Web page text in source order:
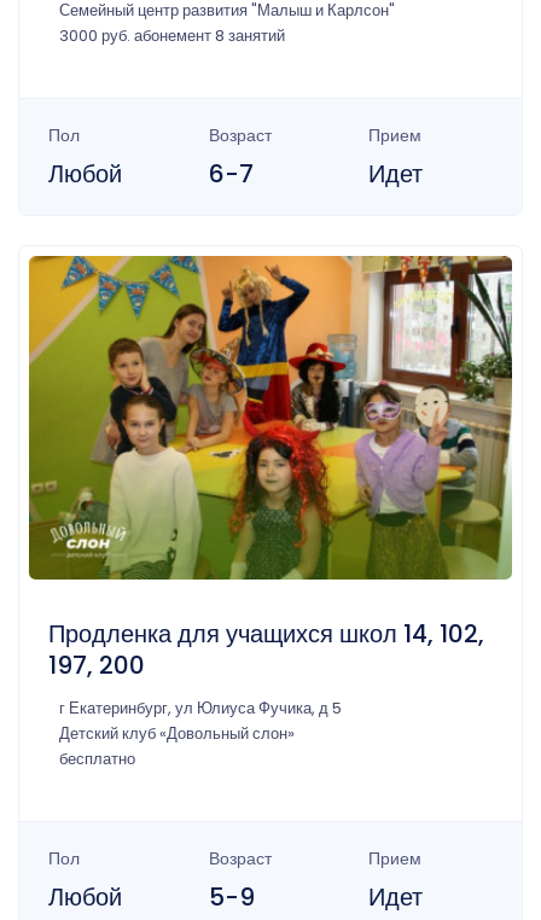
Семейный центр развития "Малыш и Карлсон"
3000 руб. абонемент 8 занятий
Пол
Любой
Возраст
6-7
Прием
Идет
Продленка для учащихся школ 14, 102,
197, 200
г Екатеринбург, ул Юлиуса Фучика, д 5
Детский клуб «Довольный слон»
бесплатно
Пол
Любой
Возраст
5-9
Прием
Идет